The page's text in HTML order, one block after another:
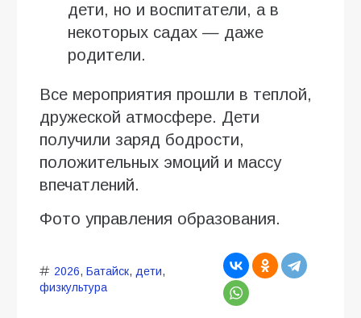
дети, но и воспитатели, а в
некоторых садах — даже
родители.
Все мероприятия прошли в теплой,
дружеской атмосфере. Дети
получили заряд бодрости,
положительных эмоций и массу
впечатлений.
Фото управления образования.
2026, Батайск, дети,
физкультура